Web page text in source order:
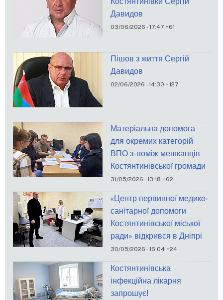
Давидов
03/06/2026 - 17:47 - 61
Пішов з життя Сергій
Давидов
02/06/2026 - 14:30 -127
Матеріальна допомога
для окремих категорій
ВПО з-поміж мешканців
Костянтинівської громади
31/05/2026 - 13:18 - 62
«Центр первинної медико-
санітарної допомоги
Костянтинівської міської
ради» відкрився в Дніпрі
30/05/2026 - 16:04 -24
Костянтинівська
інфекційна лікарня
запрошує!